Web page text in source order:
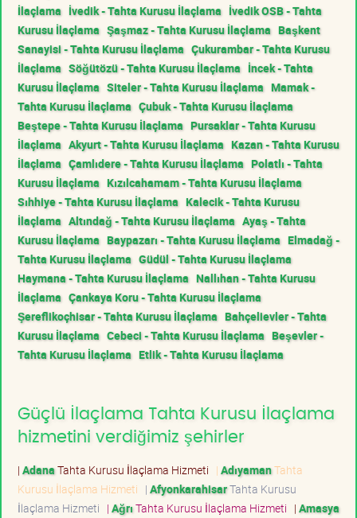
İlaçlama İvedik - Tahta Kurusu İlaçlama İvedik OSB - Tahta
Kurusu İlaçlama Şaşmaz - Tahta Kurusu İlaçlama Başkent
Sanayisi - Tahta Kurusu İlaçlama Çukurambar - Tahta Kurusu
İlaçlama Söğütözü - Tahta Kurusu İlaçlama İncek - Tahta
Kurusu İlaçlama Siteler - Tahta Kurusu İlaçlama Mamak -
Tahta Kurusu İlaçlama Çubuk - Tahta Kurusu İlaçlama
Beştepe - Tahta Kurusu İlaçlama Pursaklar - Tahta Kurusu
İlaçlama Akyurt - Tahta Kurusu İlaçlama Kazan - Tahta Kurusu
İlaçlama Çamlıdere - Tahta Kurusu İlaçlama Polatlı - Tahta
Kurusu İlaçlama Kızılcahamam - Tahta Kurusu İlaçlama
Sıhhiye - Tahta Kurusu İlaçlama Kalecik - Tahta Kurusu
İlaçlama Altındağ - Tahta Kurusu İlaçlama Ayaş - Tahta
Kurusu İlaçlama Baypazarı - Tahta Kurusu İlaçlama Elmadağ -
Tahta Kurusu İlaçlama Güdül - Tahta Kurusu İlaçlama
Haymana - Tahta Kurusu İlaçlama Nallıhan - Tahta Kurusu
İlaçlama Çankaya Koru - Tahta Kurusu İlaçlama
Şereflikoçhisar - Tahta Kurusu İlaçlama Bahçelievler - Tahta
Kurusu İlaçlama Cebeci - Tahta Kurusu İlaçlama Beşevler -
Tahta Kurusu İlaçlama Etlik - Tahta Kurusu İlaçlama
Güçlü İlaçlama Tahta Kurusu İlaçlama
hizmetini verdiğimiz şehirler
| AdanaTahta Kurusu İlaçlama Hizmeti | AdıyamanTahta
Kurusu İlaçlama Hizmeti | AfyonkarahisarTahta Kurusu
İlaçlama Hizmeti | AğrıTahta Kurusu İlaçlama Hizmeti | Amasya